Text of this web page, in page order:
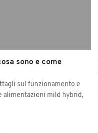
sono e come
sul funzionamento e
alimentazioni mild hybrid,